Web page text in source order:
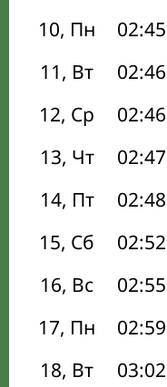
10, Пн
02:45
11, Вт
02:46
12, Ср
02:46
13, Чт
02:47
14, Пт
02:48
15, Сб
02:52
16, Вс
02:55
17, Пн
02:59
18, Вт
03:02